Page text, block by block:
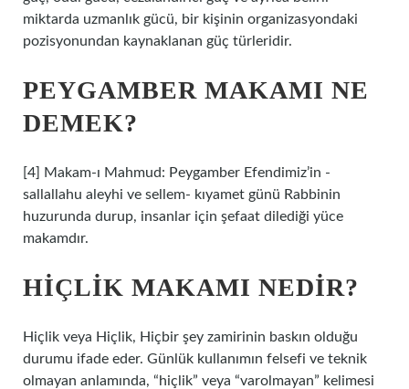
miktarda uzmanlık gücü, bir kişinin organizasyondaki
pozisyonundan kaynaklanan güç türleridir.
PEYGAMBER MAKAMI NE
DEMEK?
[4] Makam-ı Mahmud: Peygamber Efendimiz’in -
sallallahu aleyhi ve sellem- kıyamet günü Rabbinin
huzurunda durup, insanlar için şefaat dilediği yüce
makamdır.
HIÇLIK MAKAMI NEDIR?
Hiçlik veya Hiçlik, Hiçbir şey zamirinin baskın olduğu
durumu ifade eder. Günlük kullanımın felsefi ve teknik
olmayan anlamında, “hiçlik” veya “varolmayan” kelimesi